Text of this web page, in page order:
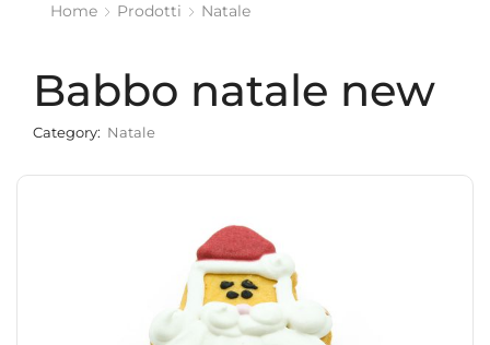
Home Prodotti Natale
Babbo natale new
Category: Natale